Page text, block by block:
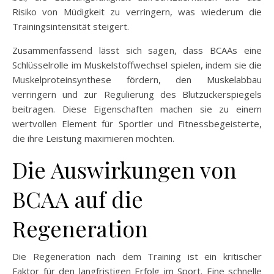
Risiko von Müdigkeit zu verringern, was wiederum die
Trainingsintensität steigert.
Zusammenfassend lässt sich sagen, dass BCAAs eine
Schlüsselrolle im Muskelstoffwechsel spielen, indem sie die
Muskelproteinsynthese fördern, den Muskelabbau
verringern und zur Regulierung des Blutzuckerspiegels
beitragen. Diese Eigenschaften machen sie zu einem
wertvollen Element für Sportler und Fitnessbegeisterte,
die ihre Leistung maximieren möchten.
Die Auswirkungen von
BCAA auf die
Regeneration
Die Regeneration nach dem Training ist ein kritischer
Faktor für den langfristigen Erfolg im Sport. Eine schnelle